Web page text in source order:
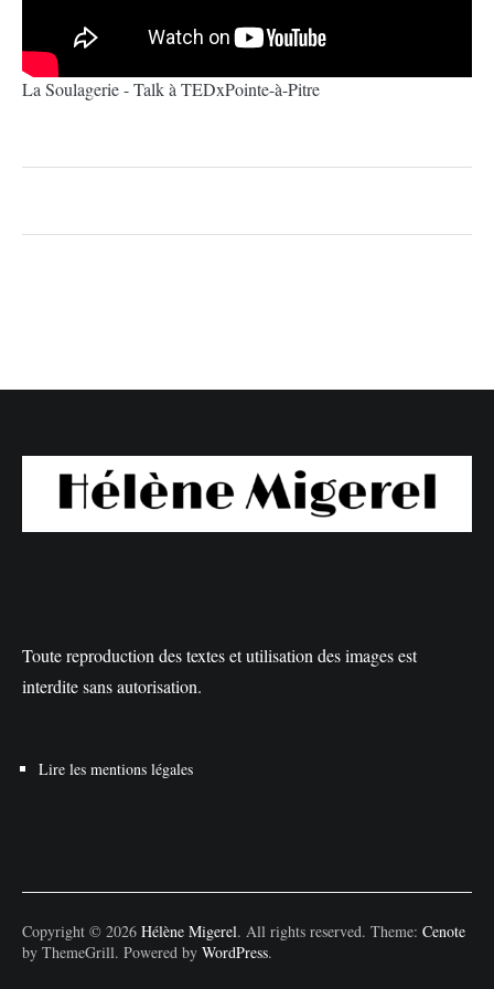
La Soulagerie - Talk à TEDxPointe-à-Pitre
Toute reproduction des textes et utilisation des images est
interdite sans autorisation.
Lire les mentions légales
Copyright © 2026 Hélène Migerel. All rights reserved. Theme: Cenote
by ThemeGrill. Powered by WordPress.